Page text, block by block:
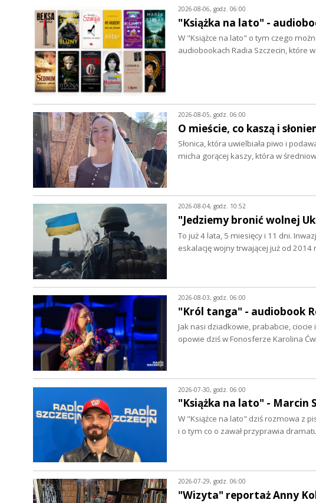
2026-08-06, godz. 06:00
"Książka na lato" -
W "Książce na lato" o tym czego
audiobookach Radia Szczecin, które
2026-08-05, godz. 06:00
O mieście, co kaszą i
Słonica, która uwielbiała piwo i
micha gorącej kaszy, która w
2026-08-04, godz. 10:52
"Jedziemy bronić wolnej
To już 4 lata, 5 miesięcy i 11 dni.
eskalację wojny trwającej już od 2014
2026-08-03, godz. 06:00
"Król tanga" - audiobook
Jak nasi dziadkowie, prababcie,
opowie dziś w Fonosferze Karolina
2026-07-30, godz. 06:00
"Książka na lato" - Marcin
W "Książce na lato" dziś rozmowa z
i o tym co o zawał przyprawia
2026-07-29, godz. 06:00
"Wizyta" reportaż Anny